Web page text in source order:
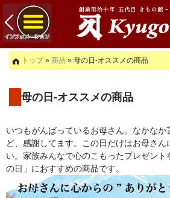
トップ» 商品 » 母の日-オススメの商品
母の日-オススメの商品
いつもがんばっているお母さん。なかなか
ど、感謝してます。この日だけはお母さん
い。家族みんなで心のこもったプレゼン
の日」におすすめの商品です。